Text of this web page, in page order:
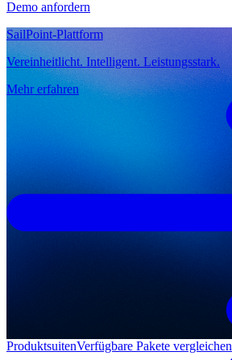
Demo anfordern
SailPoint-Plattform
Vereinheitlicht. Intelligent. Leistungsstark.
Mehr erfahren
ProduktsuitenVerfügbare Pakete vergleichen